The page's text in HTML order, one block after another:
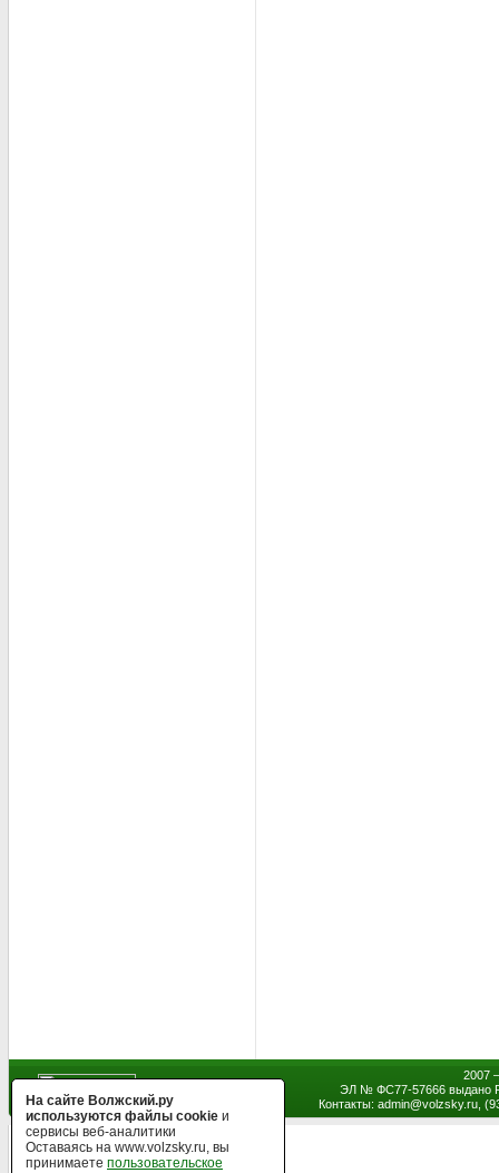
2007
ЭЛ № ФС77-57666 выдано
Контакты: admin@volzsky.ru,
На сайте Волжский.ру
используются файлы cookie и
сервисы веб-аналитики
Оставаясь на www.volzsky.ru, вы
принимаете пользовательское